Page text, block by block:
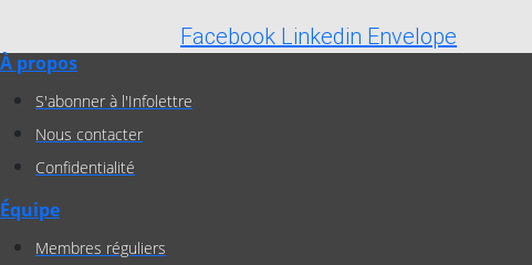
Facebook Linkedin Envelope
À propos
S'abonner à l'Infolettre
Nous contacter
Confidentialité
Équipe
Membres réguliers